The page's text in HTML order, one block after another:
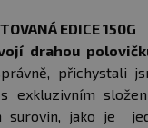
EDICE 150G​
drahou
přichystali
exkluzivním
surovin, jako je